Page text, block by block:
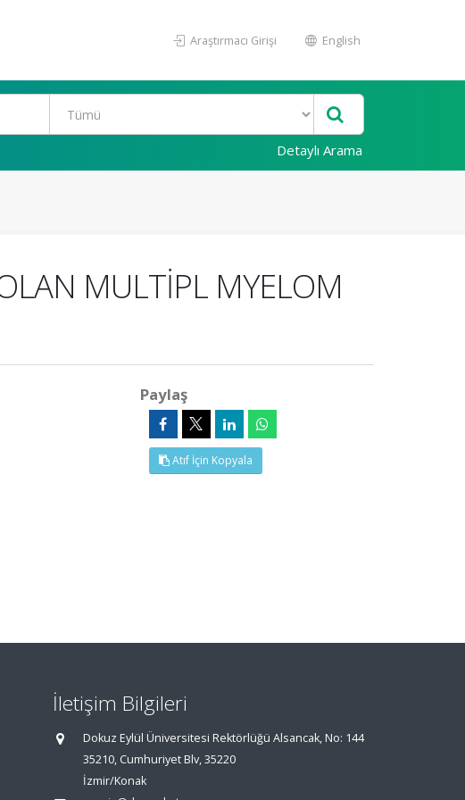
Araştırmacı Girişi English
Detaylı Arama
MULTİPL MYELOM
Paylaş
Atıf İçin Kopyala
İletişim Bilgileri
Dokuz Eylül Üniversitesi Rektörlüğü Alsancak, No: 144
35210, Cumhuriyet Blv, 35220
İzmir/Konak